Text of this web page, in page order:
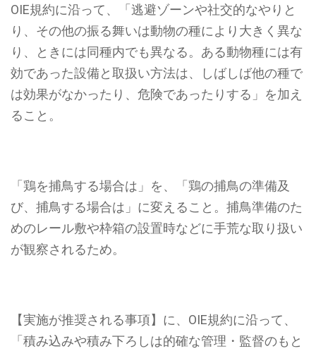
OIE規約に沿って、
「逃避ゾーンや社交的なやりと
り、その他の振る舞いは動物の種により大きく異な
り、ときには同種内でも異なる。ある動物種には有
効であった設備と取扱い方法は、しばしば他の種で
は効果がなかったり、危険であったりする」 を加え
ること。
「鶏を捕鳥する場合は」を、「鶏の捕鳥の準備及
び、捕鳥する場合は」に変えること。捕鳥準備のた
めのレール敷や枠箱の設置時などに手荒な取り扱い
が観察されるため。
【実施が推奨される事項】に、OIE規約に沿って、
「積み込みや積み下ろしは的確な管理・監督のもと